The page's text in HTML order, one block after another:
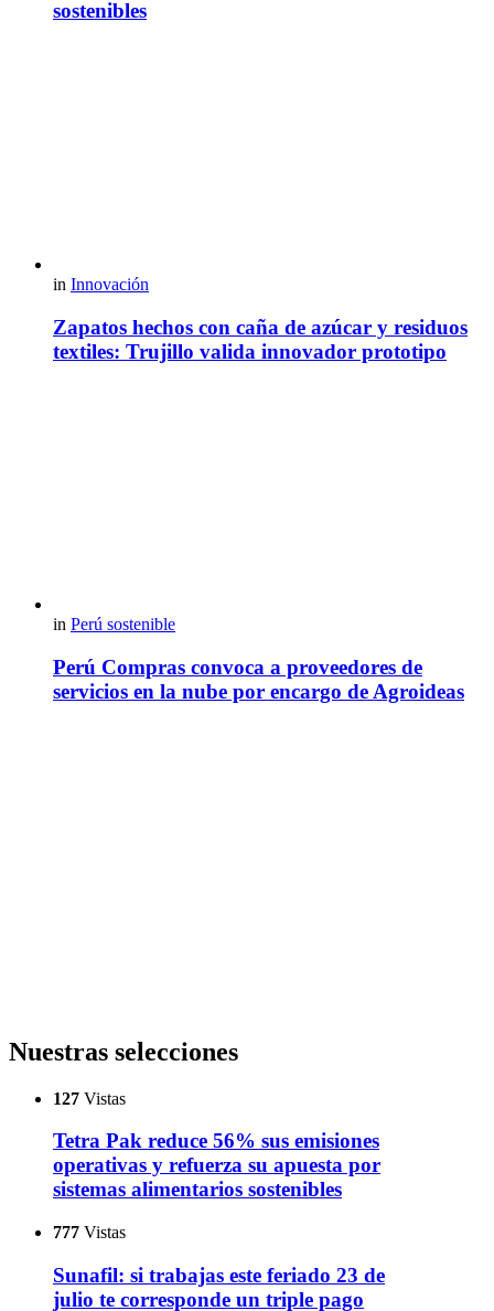
sostenibles
in Innovación
Zapatos hechos con caña de azúcar y residuos
textiles: Trujillo valida innovador prototipo
in Perú sostenible
Perú Compras convoca a proveedores de
servicios en la nube por encargo de Agroideas
Nuestras selecciones
127 Vistas
Tetra Pak reduce 56% sus emisiones
operativas y refuerza su apuesta por
sistemas alimentarios sostenibles
777 Vistas
Sunafil: si trabajas este feriado 23 de
julio te corresponde un triple pago